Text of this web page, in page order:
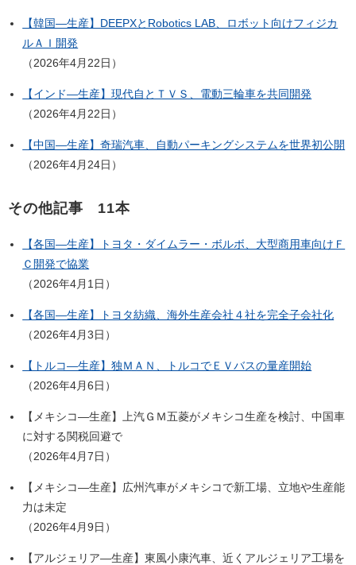
【韓国―生産】DEEPXとRobotics LAB、ロボット向けフィジカ
ルＡＩ開発
（2026年4月22日）
【インド―生産】現代自とＴＶＳ、電動三輪車を共同開発
（2026年4月22日）
【中国―生産】奇瑞汽車、自動パーキングシステムを世界初公開
（2026年4月24日）
その他記事 11本
【各国―生産】トヨタ・ダイムラー・ボルボ、大型商用車向けＦ
Ｃ開発で協業
（2026年4月1日）
【各国―生産】トヨタ紡織、海外生産会社４社を完全子会社化
（2026年4月3日）
【トルコ―生産】独ＭＡＮ、トルコでＥＶバスの量産開始
（2026年4月6日）
【メキシコ―生産】上汽ＧＭ五菱がメキシコ生産を検討、中国車
に対する関税回避で
（2026年4月7日）
【メキシコ―生産】広州汽車がメキシコで新工場、立地や生産能
力は未定
（2026年4月9日）
【アルジェリア―生産】東風小康汽車、近くアルジェリア工場を